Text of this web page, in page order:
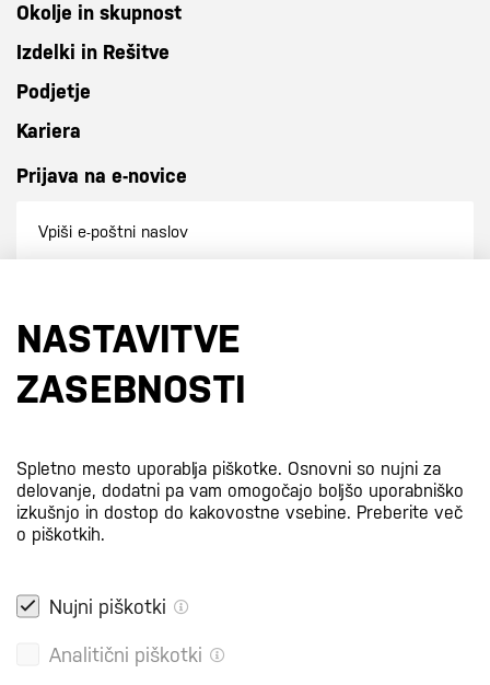
Okolje in skupnost
Izdelki in Rešitve
Podjetje
Kariera
Prijava na e-novice
S prijavo na e-novice se strinjate z
NASTAVITVE
ZASEBNOSTI
Spletno mesto uporablja piškotke. Osnovni so nujni za
delovanje, dodatni pa vam omogočajo boljšo uporabniško
izkušnjo in dostop do kakovostne vsebine. Preberite več
o piškotkih.
Nujni piškotki
Analitični piškotki